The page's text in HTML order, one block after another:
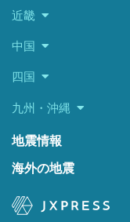
近畿
中国
四国
九州・沖縄
地震情報
海外の地震